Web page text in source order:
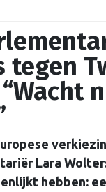
tegen
Lara
hebben: